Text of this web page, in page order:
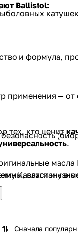
Ballistol:
и формула,
применения — от
влаги и
и
тех, кто ценит
.
Казахстану в
Сначала